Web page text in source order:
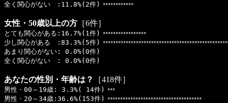
全く関心がない :11.8%(2件) ************
女性・50歳以上の方 ［6件］
とても関心がある:16.7%(1件) *****************
少し関心がある :83.3%(5件)
あまり関心がない: 0.0%(0件)
全く関心がない : 0.0%(0件)
あなたの性別・年齢は？ ［418件］
男性・00～19歳: 3.3%( 14件) ***
男性・20～34歳:36.6%(153件) *************************************